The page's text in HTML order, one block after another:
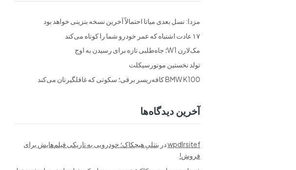
مزدا: نسل بعدی میاتا احتمالاً آخرین نسخه بنزینی خواهد بود
۱۷ عادت اشتباه که عمر خودرو شما را کوتاه می‌کند
مک‌لارن W1؛ جاه‌طلبی تازه برای رسیدن به اوج
تولد نخستین موتورسیکلت
BMW K100 کافه‌ریسر برقی؛ سکوتی که غافلگیرتان می‌کند
آخرین دیدگاه‌ها
wpdlrsitefدر بنتلیِ هیچکاک؛ خودرویی به تاریکی فیلم‌هایش برای
فروش!